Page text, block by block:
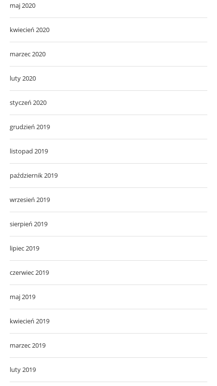
maj 2020
kwiecień 2020
marzec 2020
luty 2020
styczeń 2020
grudzień 2019
listopad 2019
październik 2019
wrzesień 2019
sierpień 2019
lipiec 2019
czerwiec 2019
maj 2019
kwiecień 2019
marzec 2019
luty 2019